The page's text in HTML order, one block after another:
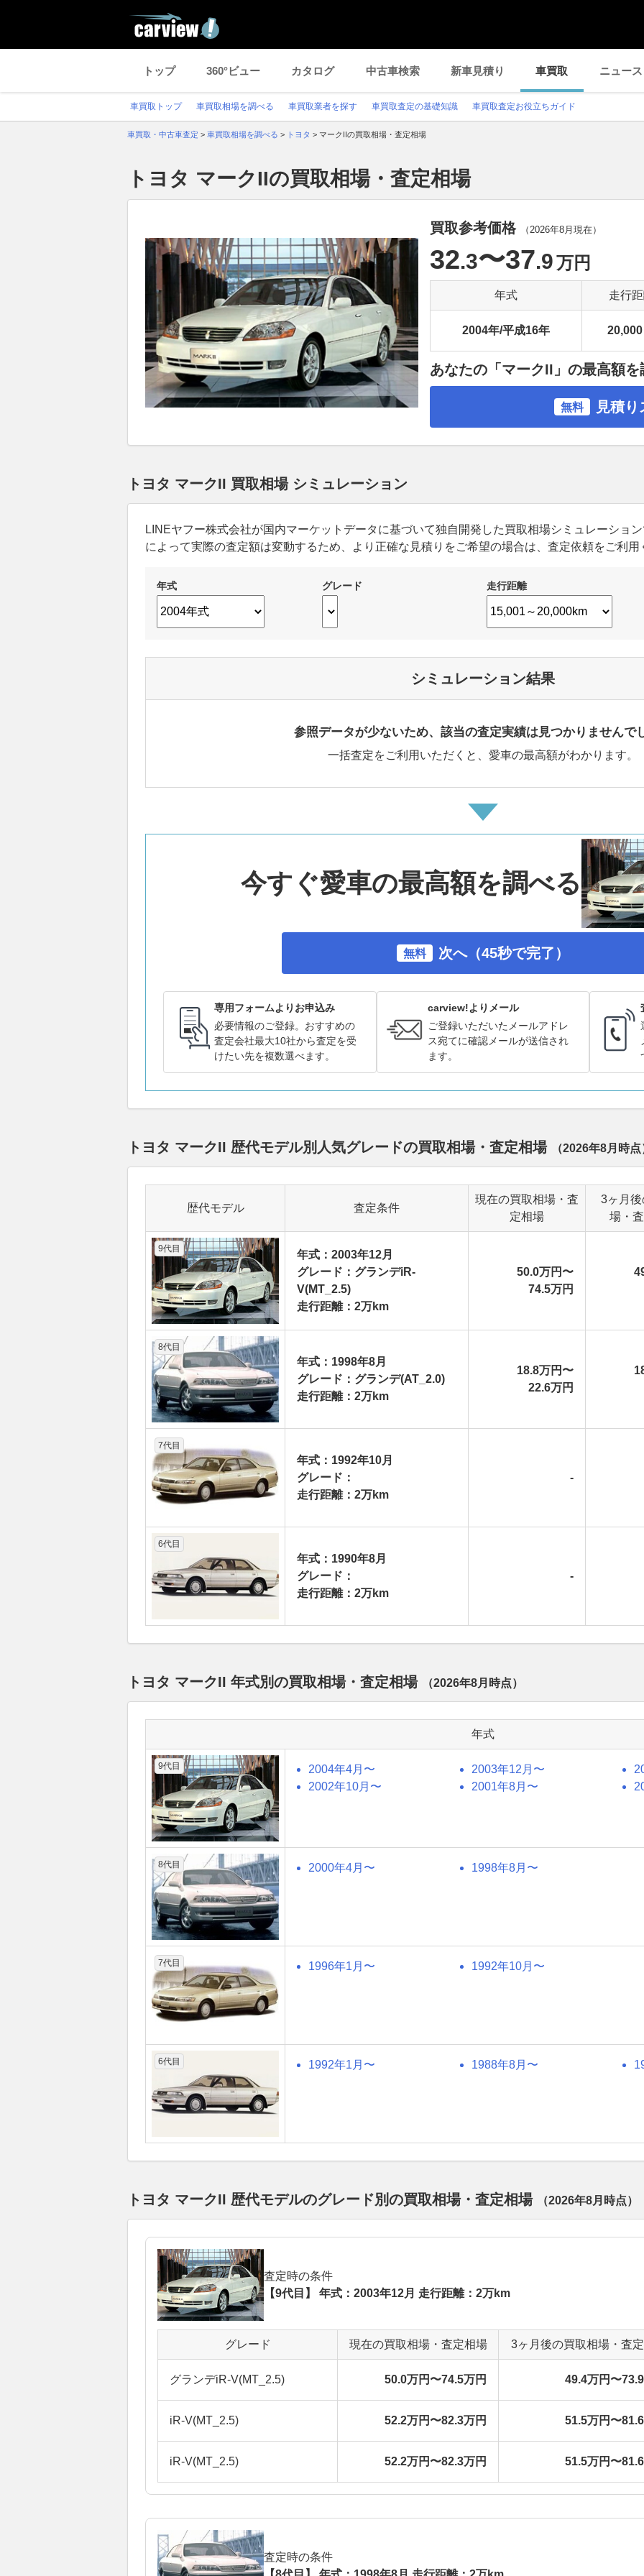
トップ 360°ビュー カタログ 中古車検索 新車見積り 車買取 ニュース
車買取トップ 車買取相場を調べる 車買取業者を探す 車買取査定の基礎知識 車買取査定お役立ちガイド
車買取・中古車査定 > 車買取相場を調べる > トヨタ > マークIIの買取相場・査定相場
トヨタ マークIIの買取相場・査定相場
買取参考価格 （2026年8月 現在）
32.3〜37.9万円
年式 走行
2004年/平成16年 20,000
あなたの「マークII」の最高額を
無料 見積
トヨタ マークII 買取相場 シミュレーション
LINEヤフー株式会社が国内マーケットデータに基づいて独自開発した買取相場シミュレーショ
によって実際の査定額は変動するため、より正確な見積りをご希望の場合は、査定依頼をご利用
年式 グレード 走行距離
シミュレーション結果
参照データが少ないため、該当の査定実績は見つかりませんで
一括査定をご利用いただくと、愛車の最高額がわかります。
今すぐ愛車の最高額を調べる
無料 次へ（45秒で完了）
専用フォームよりお申込み
必要情報のご登録。おすすめの
査定会社最大10社から査定を受
けたい先を複数選べます。
carview!よりメール
ご登録いただいたメールアドレ
ス宛てに確認メールが送信され
ます。
トヨタ マークII 歴代モデル別人気グレードの買取相場・査定相場 （2026年8月 時点
歴代モデル 査定条件
現在の買取相場・査
定相場
3ヶ月
場・
9代目
年式：2003年12月
グレード：グランデiR-
V(MT_2.5)
走行距離：2万km
50.0万円〜
74.5万円
8代目
年式：1998年8月
グレード：グランデ(AT_2.0)
走行距離：2万km
18.8万円〜
22.6万円
7代目
年式：1992年10月
グレード：
走行距離：2万km
-
6代目
年式：1990年8月
グレード：
走行距離：2万km
-
トヨタ マークII 年式別の買取相場・査定相場 （2026年8月 時点）
年式
9代目 2004年4月〜 2003年12月〜
2002年10月〜
2001年8月〜
8代目 2000年4月〜 1998年8月〜
7代目 1996年1月〜 1992年10月〜
6代目 1992年1月〜 1988年8月〜
トヨタ マークII 歴代モデルのグレード別の買取相場・査定相場 （2026年8月 時点）
査定時の条件
【9代目】 年式：2003年12月 走行距離：2万km
グレード 現在の買取相場・査定相場 3ヶ月後の買取相場・査
グランデiR-V(MT_2.5) 50.0万円〜74.5万円 49.4万円〜
iR-V(MT_2.5) 52.2万円〜82.3万円 51.5万円〜
iR-V(MT_2.5) 52.2万円〜82.3万円 51.5万円〜
査定時の条件